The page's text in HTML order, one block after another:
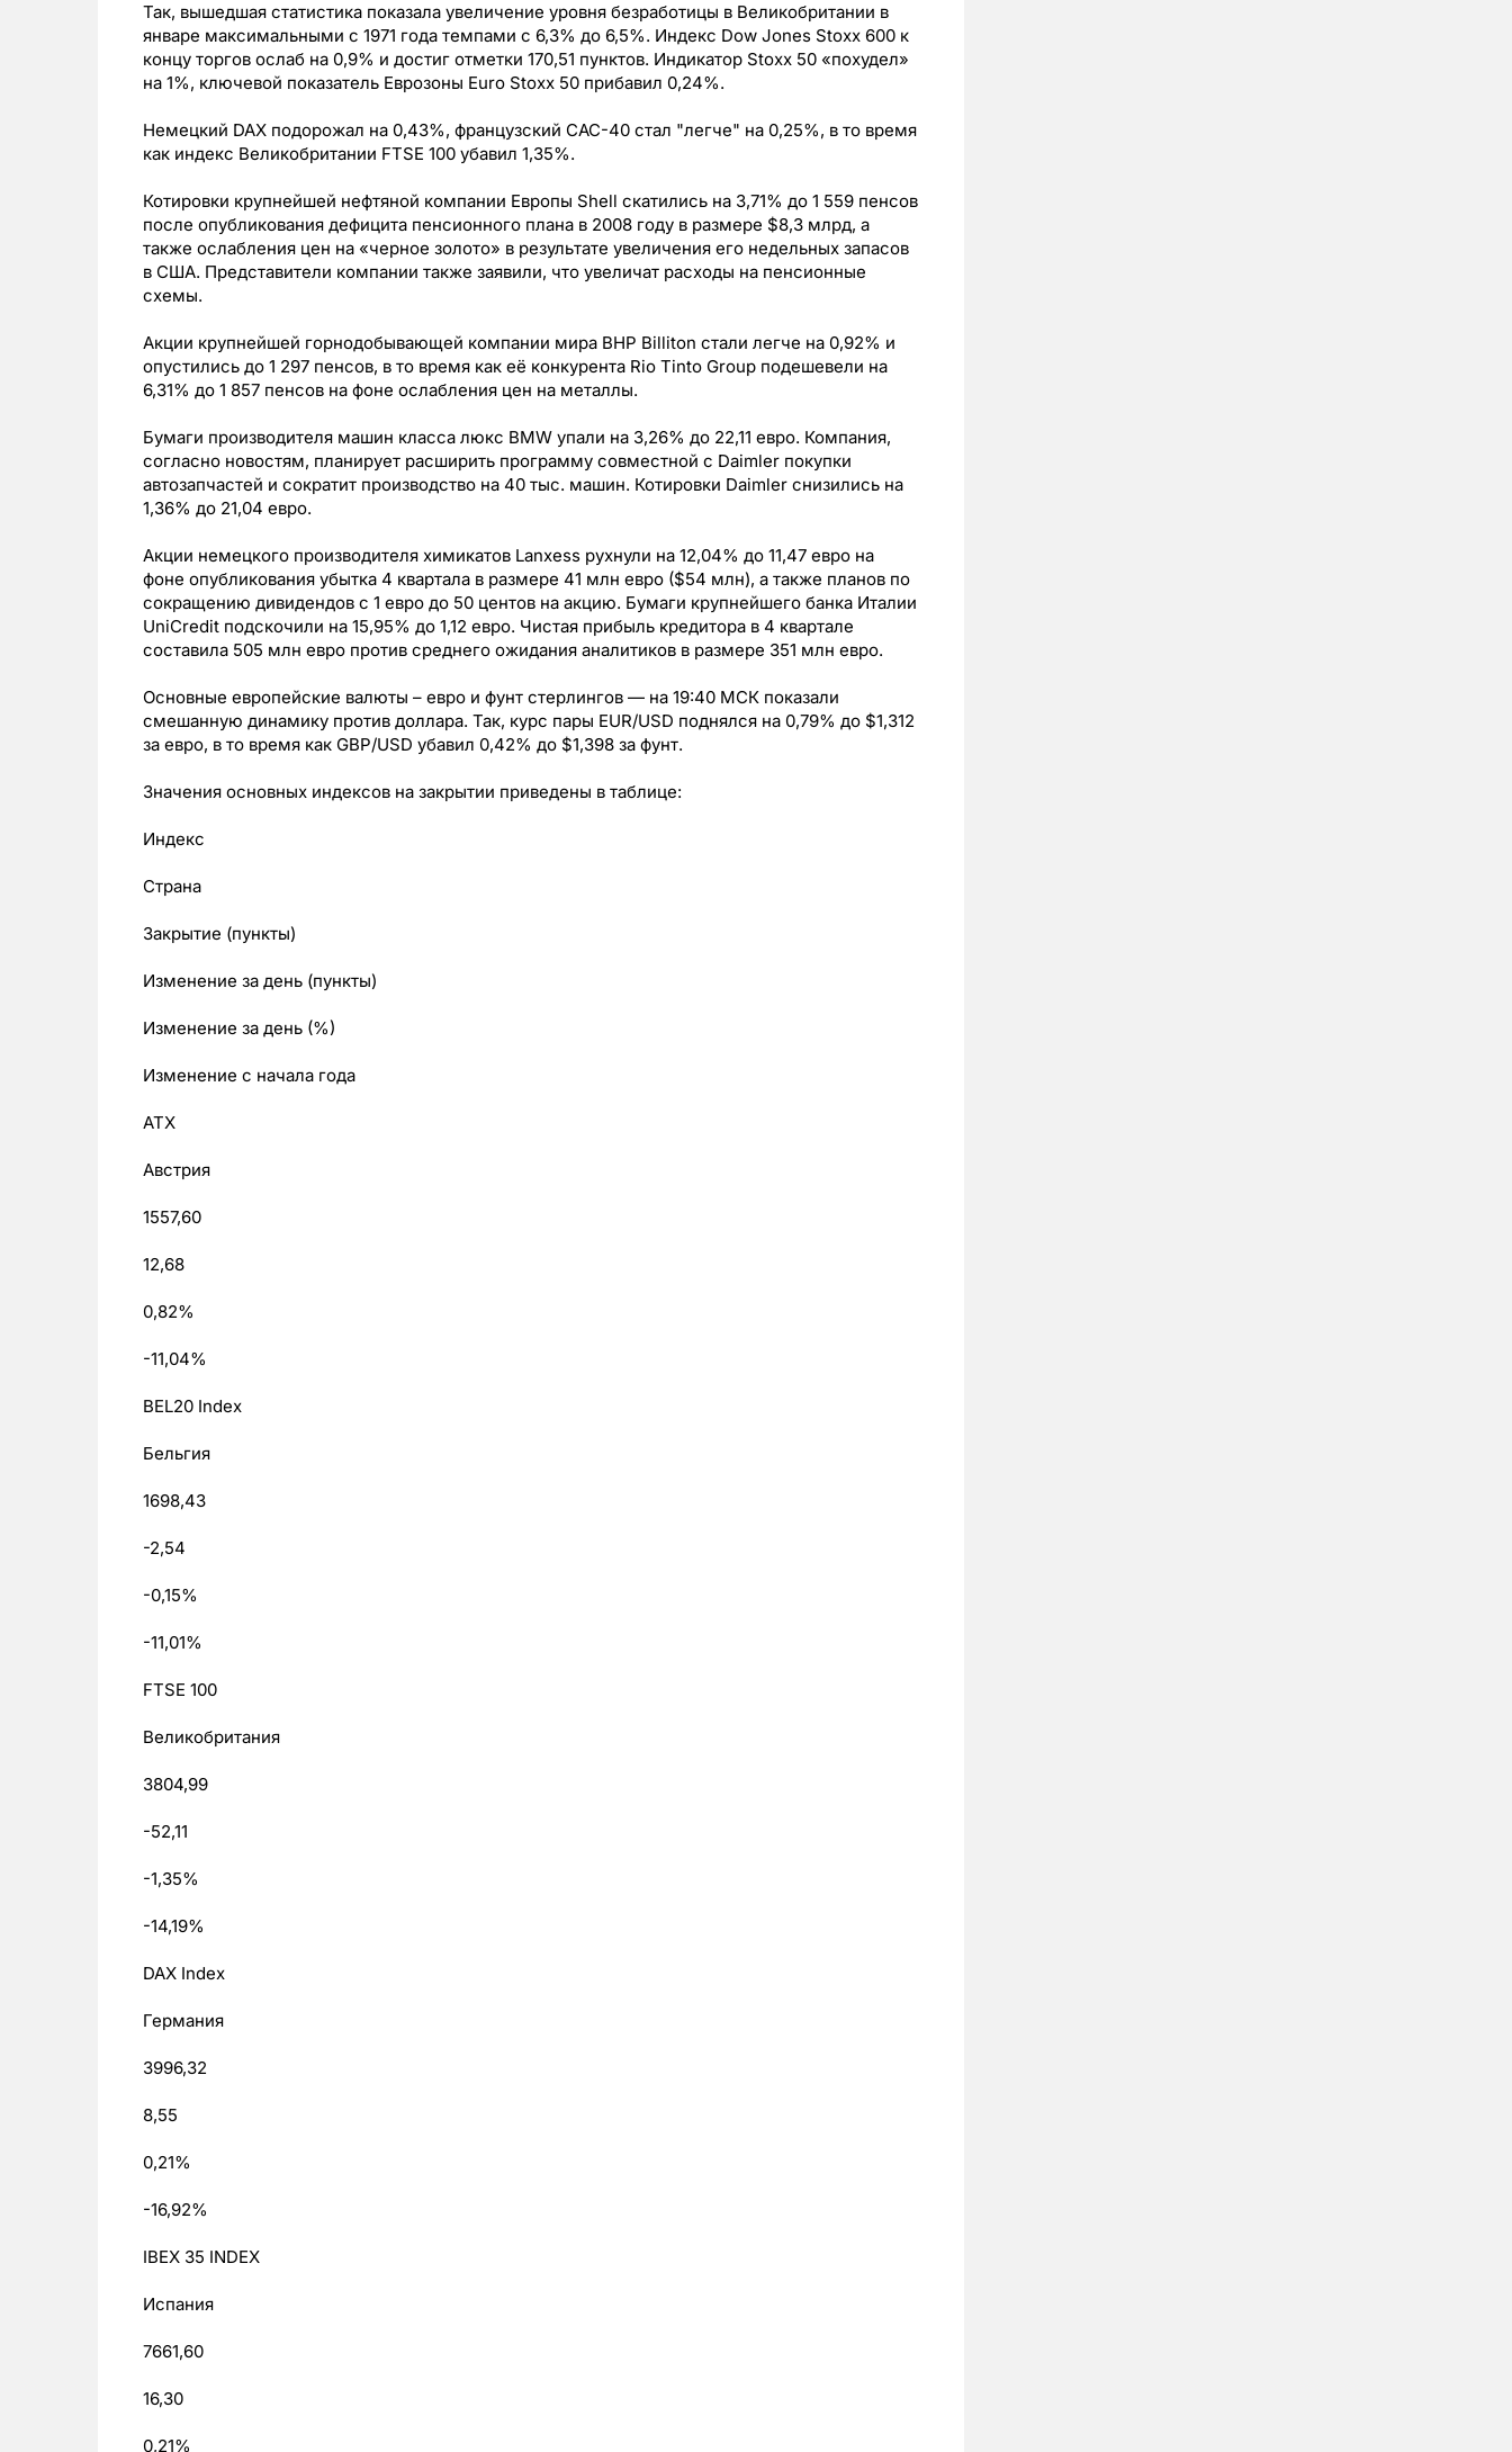
Так, вышедшая статистика показала увеличение уровня безработицы в Великобритании в
январе максимальными с 1971 года темпами с 6,3% до 6,5%. Индекс Dow Jones Stoxx 600 к
концу торгов ослаб на 0,9% и достиг отметки 170,51 пунктов. Индикатор Stoxx 50 «похудел»
на 1%, ключевой показатель Еврозоны Euro Stoxx 50 прибавил 0,24%.
Немецкий DAX подорожал на 0,43%, французский CAC-40 стал "легче" на 0,25%, в то время
как индекс Великобритании FTSE 100 убавил 1,35%.
Котировки крупнейшей нефтяной компании Европы Shell скатились на 3,71% до 1 559 пенсов
после опубликования дефицита пенсионного плана в 2008 году в размере $8,3 млрд, а
также ослабления цен на «черное золото» в результате увеличения его недельных запасов
в США. Представители компании также заявили, что увеличат расходы на пенсионные
схемы.
Акции крупнейшей горнодобывающей компании мира BHP Billiton стали легче на 0,92% и
опустились до 1 297 пенсов, в то время как её конкурента Rio Tinto Group подешевели на
6,31% до 1 857 пенсов на фоне ослабления цен на металлы.
Бумаги производителя машин класса люкс BMW упали на 3,26% до 22,11 евро. Компания,
согласно новостям, планирует расширить программу совместной с Daimler покупки
автозапчастей и сократит производство на 40 тыс. машин. Котировки Daimler снизились на
1,36% до 21,04 евро.
Акции немецкого производителя химикатов Lanxess рухнули на 12,04% до 11,47 евро на
фоне опубликования убытка 4 квартала в размере 41 млн евро ($54 млн), а также планов по
сокращению дивидендов с 1 евро до 50 центов на акцию. Бумаги крупнейшего банка Италии
UniCredit подскочили на 15,95% до 1,12 евро. Чистая прибыль кредитора в 4 квартале
составила 505 млн евро против среднего ожидания аналитиков в размере 351 млн евро.
Основные европейские валюты – евро и фунт стерлингов — на 19:40 МСК показали
смешанную динамику против доллара. Так, курс пары EUR/USD поднялся на 0,79% до $1,312
за евро, в то время как GBP/USD убавил 0,42% до $1,398 за фунт.
Значения основных индексов на закрытии приведены в таблице:
Индекс
Страна
Закрытие (пункты)
Изменение за день (пункты)
Изменение за день (%)
Изменение с начала года
ATX
Австрия
1557,60
12,68
0,82%
-11,04%
BEL20 Index
Бельгия
1698,43
-2,54
-0,15%
-11,01%
FTSE 100
Великобритания
3804,99
-52,11
-1,35%
-14,19%
DAX Index
Германия
3996,32
8,55
0,21%
-16,92%
IBEX 35 INDEX
Испания
7661,60
16,30
0,21%